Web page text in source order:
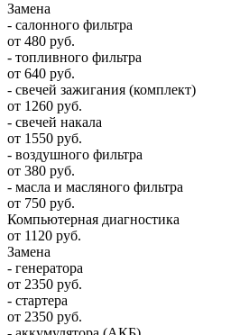
Замена
- салонного фильтра
от 480 руб.
- топливного фильтра
от 640 руб.
- свечей зажигания (комплект)
от 1260 руб.
- свечей накала
от 1550 руб.
- воздушного фильтра
от 380 руб.
- масла и масляного фильтра
от 750 руб.
Компьютерная диагностика
от 1120 руб.
Замена
- генератора
от 2350 руб.
- стартера
от 2350 руб.